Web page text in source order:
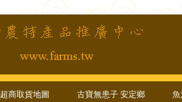
超商取貨地圖 古寶無患子 安定鄉